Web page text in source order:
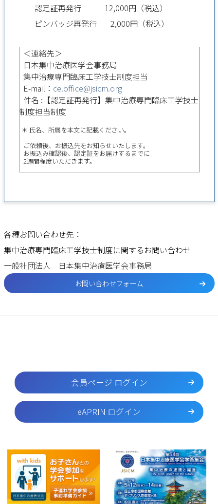
認定証再発行 12,000円（税込）
ピンバッジ再発行 2,000円（税込）
＜連絡先＞
日本集中治療医学会事務局
集中治療専門臨床工学技士制度担当
E-mail： ce.office@jsicm.org
件名 :【認定証再発行】集中治療専門臨床工学技士
制度担当制度
＊ 氏名、所属を本文に記載ください。
ご依頼後、お振込先をお知らせいたします。
お振込み確認後、認定証をお届けするまでに
2週間程度いただきます。
各種お問い合わせ先：
集中治療専門臨床工学技士制度に関するお問い合わせ
一般社団法人 日本集中治療医学会事務局
お問い合わせフォーム
会員ページ ログイン
eAPRIN ログイン